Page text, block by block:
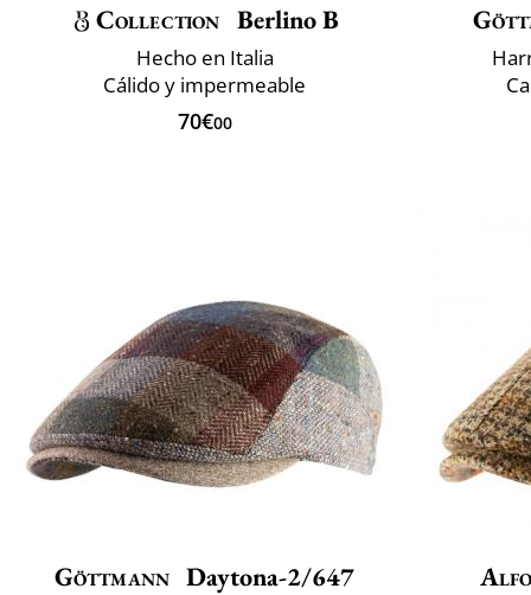
Collection Berlino B
Hecho en Italia
Cálido y impermeable
70€00
Göttmann Daytona-2/647